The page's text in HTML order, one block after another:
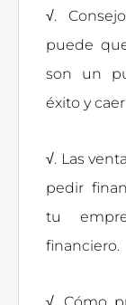
√.
puede
son un
éxito y
√. Las
pedir
tu
financiero.
√. Cómo